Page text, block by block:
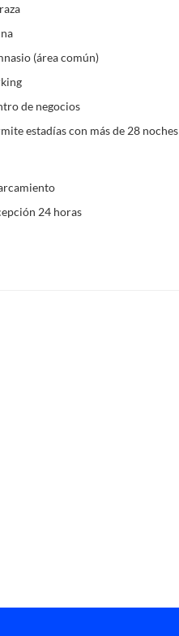
(área común)
de negocios
estadías con más de 28 noches
24 horas